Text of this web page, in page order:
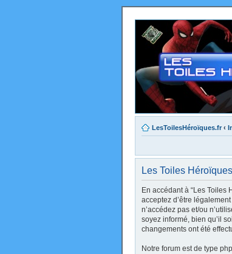
LesToilesHéroïques.fr ‹
Les Toiles
En accédant à “Les Toiles
acceptez d’être
n’accédez pas et/ou
soyez informé, bien qu’il
changements ont été
Notre forum est de type